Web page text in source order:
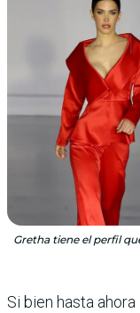
Gretha tiene el perfil
Si bien hasta ahora